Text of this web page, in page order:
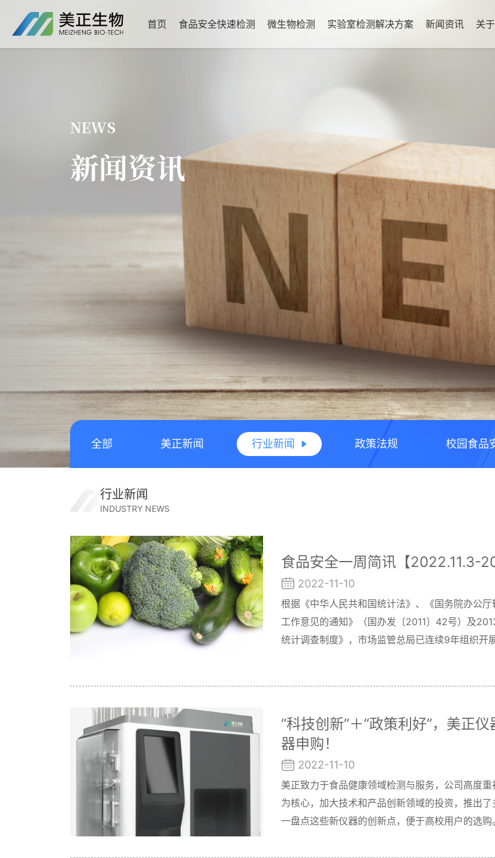
首页 食品安全快速检测 微生物检测 实验室检测解决方案 新闻资讯 关
NEWS
新闻资讯
全部 美正新闻 行业新闻 政策法规 校园食品
行业新闻
INDUSTRY NEWS
食品安全一周简讯【2022.11.3-
2022-11-10
根据《中华人民共和国统计法》、《国务院办公
工作意见的通知》（国办发〔2011〕42号）及
统计调查制度》，市场监管总局已连续9年组织开
“科技创新”＋“政策利好”，美正
器申购！
2022-11-10
美正致力于食品健康领域检测与服务，公司高度
为核心，加大技术和产品创新领域的投资，推出
一盘点这些新仪器的创新点，便于高校用户的选购。